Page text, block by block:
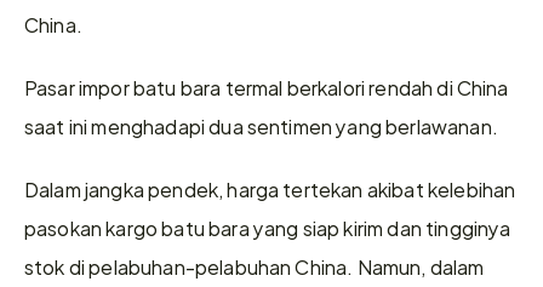
China.
Pasar impor batu bara termal berkalori rendah di China
saat ini menghadapi dua sentimen yang berlawanan.
Dalam jangka pendek, harga tertekan akibat kelebihan
pasokan kargo batu bara yang siap kirim dan tingginya
stok di pelabuhan-pelabuhan China. Namun, dalam